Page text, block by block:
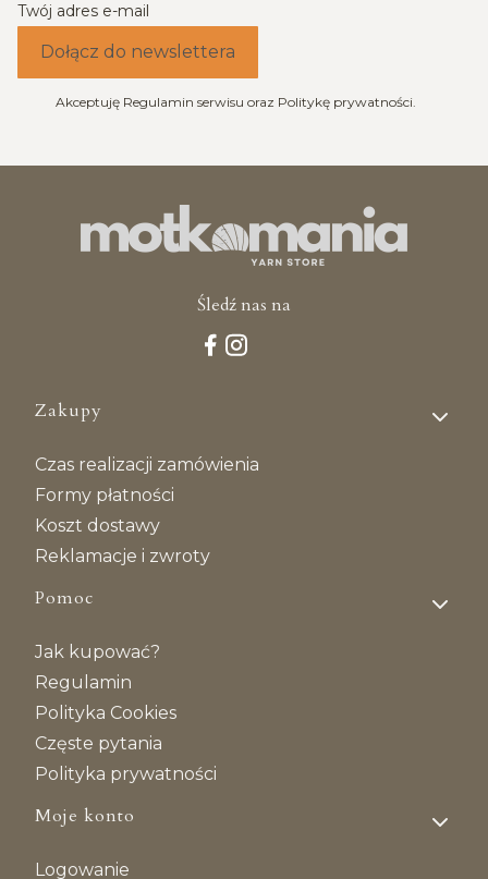
Twój adres e-mail
Dołącz do newslettera
Akceptuję Regulamin serwisu oraz Politykę prywatności.
Śledź nas na
Linki w stopce
Zakupy
Czas realizacji zamówienia
Formy płatności
Koszt dostawy
Reklamacje i zwroty
Pomoc
Jak kupować?
Regulamin
Polityka Cookies
Częste pytania
Polityka prywatności
Moje konto
Logowanie